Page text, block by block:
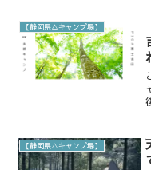
【静岡県△キャンプ場】
【静岡県△キャンプ場】